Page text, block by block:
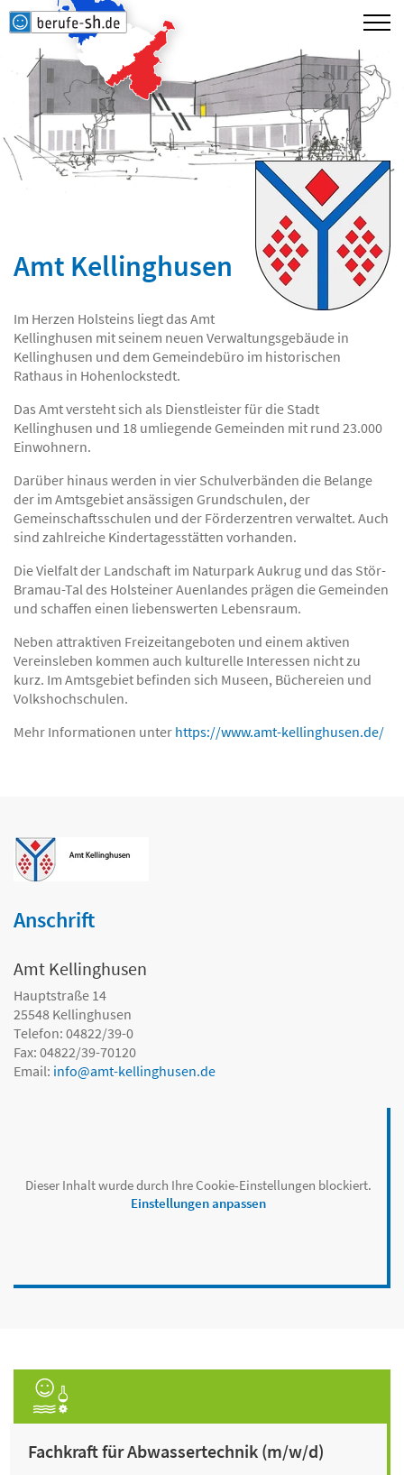
Amt Kellinghusen
Im Herzen Holsteins liegt das Amt
Kellinghusen mit seinem neuen Verwaltungsgebäude in
Kellinghusen und dem Gemeindebüro im historischen
Rathaus in Hohenlockstedt.
Das Amt versteht sich als Dienstleister für die Stadt
Kellinghusen und 18 umliegende Gemeinden mit rund 23.000
Einwohnern.
Darüber hinaus werden in vier Schulverbänden die Belange
der im Amtsgebiet ansässigen Grundschulen, der
Gemeinschaftsschulen und der Förderzentren verwaltet. Auch
sind zahlreiche Kindertagesstätten vorhanden.
Die Vielfalt der Landschaft im Naturpark Aukrug und das Stör-
Bramau-Tal des Holsteiner Auenlandes prägen die Gemeinden
und schaffen einen liebenswerten Lebensraum.
Neben attraktiven Freizeitangeboten und einem aktiven
Vereinsleben kommen auch kulturelle Interessen nicht zu
kurz. Im Amtsgebiet befinden sich Museen, Büchereien und
Volkshochschulen.
Mehr Informationen unter https://www.amt-kellinghusen.de/
Anschrift
Amt Kellinghusen
Hauptstraße 14
25548 Kellinghusen
Telefon: 04822/39-0
Fax: 04822/39-70120
Email: info@amt-kellinghusen.de
Dieser Inhalt wurde durch Ihre Cookie-Einstellungen blockiert.
Einstellungen anpassen
Fachkraft für Abwassertechnik (m/w/d)